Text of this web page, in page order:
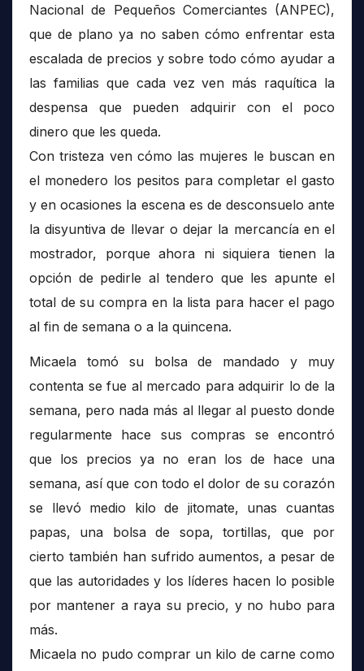
Nacional de Pequeños Comerciantes (ANPEC),
que de plano ya no saben cómo enfrentar esta
escalada de precios y sobre todo cómo ayudar a
las familias que cada vez ven más raquítica la
despensa que pueden adquirir con el poco
dinero que les queda.
Con tristeza ven cómo las mujeres le buscan en
el monedero los pesitos para completar el gasto
y en ocasiones la escena es de desconsuelo ante
la disyuntiva de llevar o dejar la mercancía en el
mostrador, porque ahora ni siquiera tienen la
opción de pedirle al tendero que les apunte el
total de su compra en la lista para hacer el pago
al fin de semana o a la quincena.
Micaela tomó su bolsa de mandado y muy
contenta se fue al mercado para adquirir lo de la
semana, pero nada más al llegar al puesto donde
regularmente hace sus compras se encontró
que los precios ya no eran los de hace una
semana, así que con todo el dolor de su corazón
se llevó medio kilo de jitomate, unas cuantas
papas, una bolsa de sopa, tortillas, que por
cierto también han sufrido aumentos, a pesar de
que las autoridades y los líderes hacen lo posible
por mantener a raya su precio, y no hubo para
más.
Micaela no pudo comprar un kilo de carne como